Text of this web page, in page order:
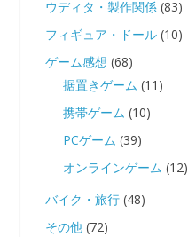
ウディタ・製作関係 (83)
フィギュア・ドール (10)
ゲーム感想 (68)
据置きゲーム (11)
携帯ゲーム (10)
PCゲーム (39)
オンラインゲーム (12)
バイク・旅行 (48)
その他 (72)